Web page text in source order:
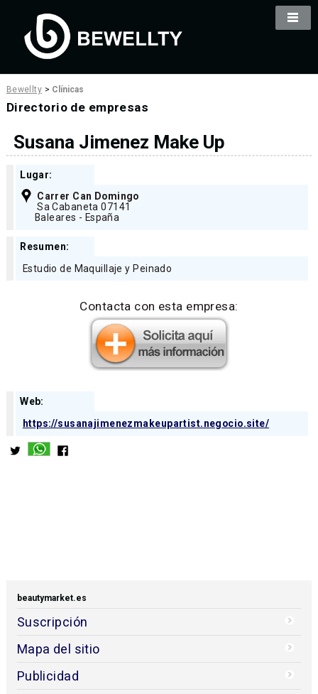
Bewellty > Clínicas
Directorio de empresas
Susana Jimenez Make Up
Lugar:
Carrer Can Domingo
Sa Cabaneta 07141
Baleares - España
Resumen:
Estudio de Maquillaje y Peinado
Contacta con esta empresa:
Web:
https://susanajimenezmakeupartist.negocio.site/
beautymarket.es
Suscripción
Mapa del sitio
Publicidad